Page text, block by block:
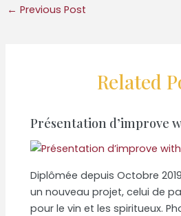
← Previous Post
Related
Présentation d’improve
Diplômée depuis Octobre
un nouveau projet, celui de
pour le vin et les spiritueux.